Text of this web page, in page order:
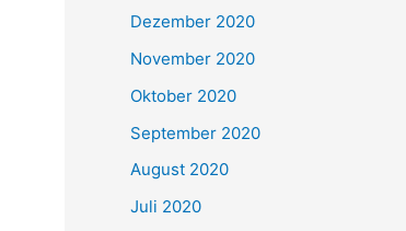
Dezember 2020
November 2020
Oktober 2020
September 2020
August 2020
Juli 2020